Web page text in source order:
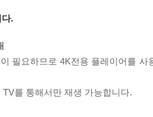
.
필요하므로 4K전용 플레이어를
를 통해서만 재생 가능합니다.